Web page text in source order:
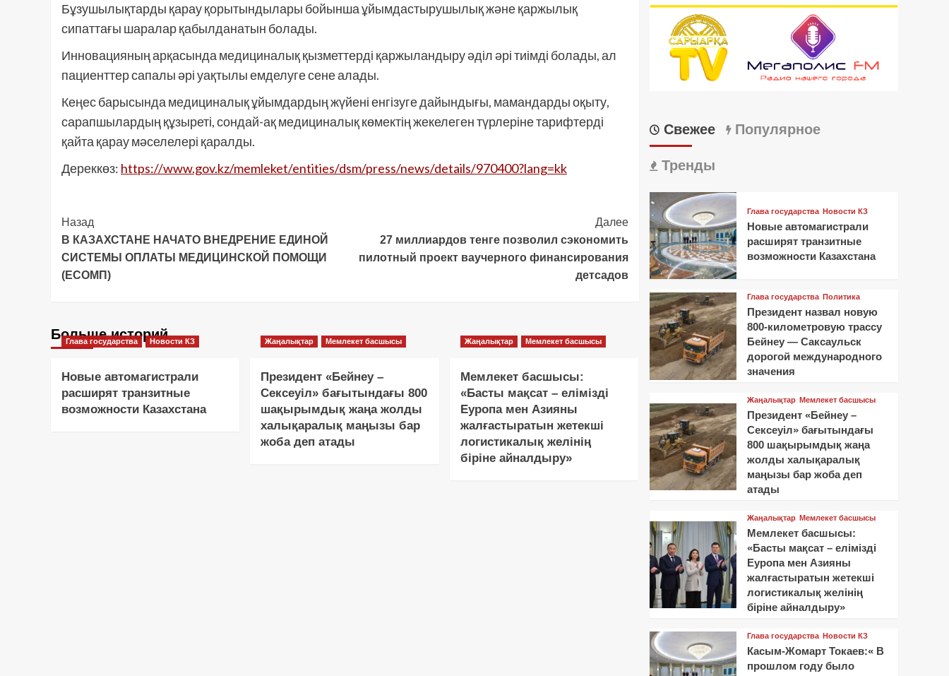
Бұзушылықтарды қарау қорытындылары бойынша ұйымдастырушылық және қаржылық
сипаттағы шаралар қабылданатын болады.
Инновацияның арқасында медициналық қызметтерді қаржыландыру әділ әрі тиімді болады, ал
пациенттер сапалы әрі уақтылы емделуге сене алады.
Кеңес барысында медициналық ұйымдардың жүйені енгізуге дайындығы, мамандарды оқыту,
сарапшылардың құзыреті, сондай-ақ медициналық көмектің жекелеген түрлеріне тарифтерді
қайта қарау мәселелері қаралды.
Дереккөз: https://www.gov.kz/memleket/entities/dsm/press/news/details/970400?lang=kk
Post
Navigation
Назад
В КАЗАХСТАНЕ НАЧАТО ВНЕДРЕНИЕ ЕДИНОЙ
СИСТЕМЫ ОПЛАТЫ МЕДИЦИНСКОЙ ПОМОЩИ
(ЕСОМП)
Далее
27 миллиардов тенге позволил сэкономить
пилотный проект ваучерного финансирования
детсадов
Больше историй
Глава государства Новости КЗ
Новые автомагистрали
расширят транзитные
возможности Казахстана
Жаңалықтар Мемлекет басшысы
Президент «Бейнеу –
Сексеуіл» бағытындағы 800
шақырымдық жаңа жолды
халықаралық маңызы бар
жоба деп атады
Жаңалықтар Мемлекет басшысы
Мемлекет басшысы:
«Басты мақсат – елімізді
Еуропа мен Азияны
жалғастыратын жетекші
логистикалық желінің
біріне айналдыру»
Свежее Популярное
Тренды
Глава государства Новости КЗ
Новые автомагистрали
расширят транзитные
возможности Казахстана
Глава государства Политика
Президент назвал новую
800-километровую трассу
Бейнеу — Саксаульск
дорогой международного
значения
Жаңалықтар Мемлекет басшысы
Президент «Бейнеу –
Сексеуіл» бағытындағы
800 шақырымдық жаңа
жолды халықаралық
маңызы бар жоба деп
атады
Жаңалықтар Мемлекет басшысы
Мемлекет басшысы:
«Басты мақсат – елімізді
Еуропа мен Азияны
жалғастыратын жетекші
логистикалық желінің
біріне айналдыру»
Глава государства Новости КЗ
Касым-Жомарт Токаев:« В
прошлом году было